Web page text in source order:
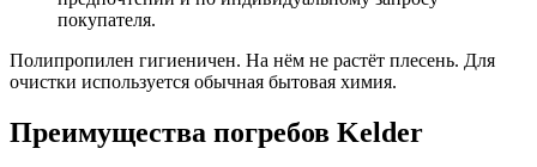
покупателя.
Полипропилен гигиеничен. На нём не растёт плесень. Для
очистки используется обычная бытовая химия.
Преимущества погребов Kelder